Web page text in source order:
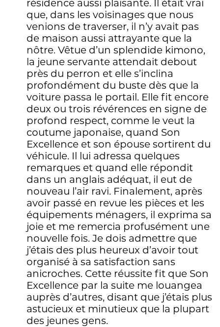
résidence aussi plaisante. Il était vrai
que, dans les voisinages que nous
venions de traverser, il n’y avait pas
de maison aussi attrayante que la
nôtre. Vêtue d’un splendide kimono,
la jeune servante attendait debout
près du perron et elle s’inclina
profondément du buste dès que la
voiture passa le portail. Elle fit encore
deux ou trois révérences en signe de
profond respect, comme le veut la
coutume japonaise, quand Son
Excellence et son épouse sortirent du
véhicule. Il lui adressa quelques
remarques et quand elle répondit
dans un anglais adéquat, il eut de
nouveau l’air ravi. Finalement, après
avoir passé en revue les pièces et les
équipements ménagers, il exprima sa
joie et me remercia profusément une
nouvelle fois. Je dois admettre que
j’étais des plus heureux d’avoir tout
organisé à sa satisfaction sans
anicroches. Cette réussite fit que Son
Excellence par la suite me louangea
auprès d’autres, disant que j’étais plus
astucieux et minutieux que la plupart
des jeunes gens.